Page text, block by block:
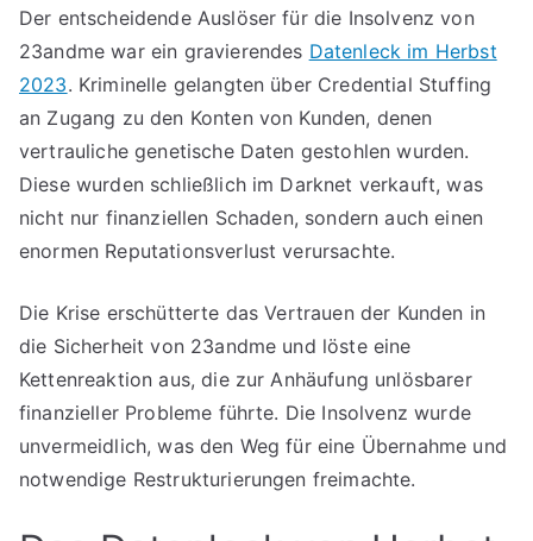
Der entscheidende Auslöser für die Insolvenz von
23andme war ein gravierendes Datenleck im Herbst
2023. Kriminelle gelangten über Credential Stuffing
an Zugang zu den Konten von Kunden, denen
vertrauliche genetische Daten gestohlen wurden.
Diese wurden schließlich im Darknet verkauft, was
nicht nur finanziellen Schaden, sondern auch einen
enormen Reputationsverlust verursachte.
Die Krise erschütterte das Vertrauen der Kunden in
die Sicherheit von 23andme und löste eine
Kettenreaktion aus, die zur Anhäufung unlösbarer
finanzieller Probleme führte. Die Insolvenz wurde
unvermeidlich, was den Weg für eine Übernahme und
notwendige Restrukturierungen freimachte.